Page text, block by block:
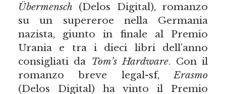
Übermensch (Delos Digital), romanzo
su un supereroe nella Germania
nazista, giunto in finale al Premio
Urania e tra i dieci libri dell’anno
consigliati da Tom’s Hardware. Con il
romanzo breve legal-sf,Erasmo
(Delos Digital) ha vinto il Premio